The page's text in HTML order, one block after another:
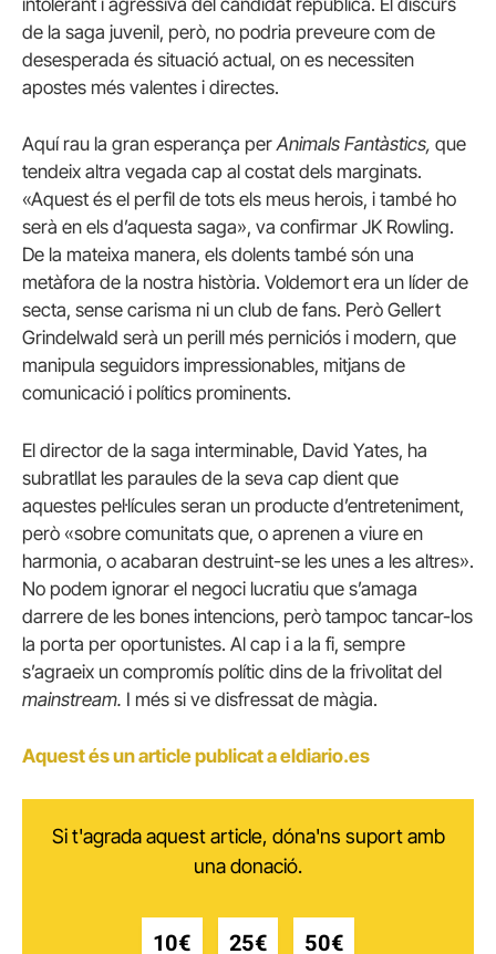
intolerant i agressiva del candidat republicà. El discurs
de la saga juvenil, però, no podria preveure com de
desesperada és situació actual, on es necessiten
apostes més valentes i directes.
Aquí rau la gran esperança perAnimals Fantàstics, que
tendeix altra vegada cap al costat dels marginats.
«Aquest és el perfil de tots els meus herois, i també ho
serà en els d’aquesta saga», va confirmar JK Rowling.
De la mateixa manera, els dolents també són una
metàfora de la nostra història. Voldemort era un líder de
secta, sense carisma ni un club de fans. Però Gellert
Grindelwald serà un perill més perniciós i modern, que
manipula seguidors impressionables, mitjans de
comunicació i polítics prominents.
El director de la saga interminable, David Yates, ha
subratllat les paraules de la seva cap dient que
aquestes pel·lícules seran un producte d’entreteniment,
però «sobre comunitats que, o aprenen a viure en
harmonia, o acabaran destruint-se les unes a les altres».
No podem ignorar el negoci lucratiu que s’amaga
darrere de les bones intencions, però tampoc tancar-los
la porta per oportunistes. Al cap i a la fi, sempre
s’agraeix un compromís polític dins de la frivolitat del
mainstream. I més si ve disfressat de màgia.
Aquest és un article publicat a eldiario.es
Si t'agrada aquest article, dóna'ns suport amb
una donació.
10€ 25€ 50€